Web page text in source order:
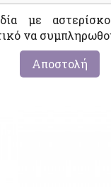
με
να